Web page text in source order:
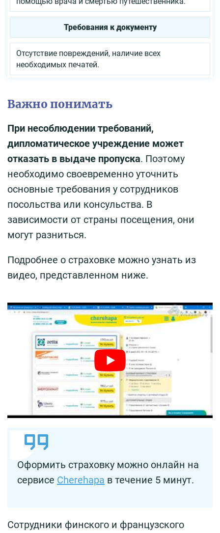
Требования к документу
Отсутствие повреждений, наличие всех
необходимых печатей.
Важно понимать
При несоблюдении требований,
дипломатическое учреждение может
отказать в выдаче пропуска. Поэтому
необходимо своевременно уточнить
основные требования у сотрудников
посольства или консульства. В
зависимости от страны посещения, они
могут разниться.
Подробнее о страховке можно узнать из
видео, представленном ниже.
Оформить страховку можно онлайн на
сервисе Cherehapa в течение 5 минут.
Сотрудники финского и французского